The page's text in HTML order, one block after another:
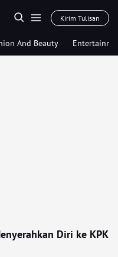
Kirim Tulisan
And Beauty
Diri ke KPK